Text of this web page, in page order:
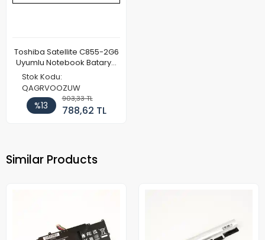
Toshiba Satellite C855-2G6
Uyumlu Notebook Batarya
Stok Kodu:
QAGRVOOZUW
%13
903,33 TL
788,62 TL
Similar Products